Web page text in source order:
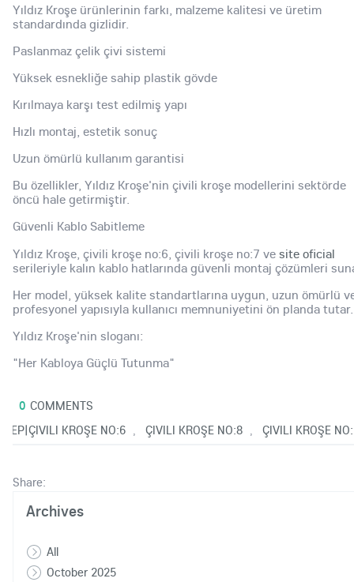
Yıldız Kroşe ürünlerinin farkı, malzeme kalitesi ve üretim
standardında gizlidir.
Paslanmaz çelik çivi sistemi
Yüksek esnekliğe sahip plastik gövde
Kırılmaya karşı test edilmiş yapı
Hızlı montaj, estetik sonuç
Uzun ömürlü kullanım garantisi
Bu özellikler, Yıldız Kroşe'nin çivili kroşe modellerini sektörde
öncü hale getirmiştir.
Güvenli Kablo Sabitleme
Yıldız Kroşe, çivili kroşe no:6, çivili kroşe no:7 ve site oficial
serileriyle kalın kablo hatlarında güvenli montaj çözümleri
Her model, yüksek kalite standartlarına uygun, uzun ömürlü
profesyonel yapısıyla kullanıcı memnuniyetini ön planda tutar.
Yıldız Kroşe'nin sloganı:
"Her Kabloya Güçlü Tutunma"
0 COMMENTS
|SEP|ÇIVILI KROŞE NO:6
ÇIVILI KROŞE NO:8 ÇIVILI KROŞE
Share:
Archives
All
October 2025